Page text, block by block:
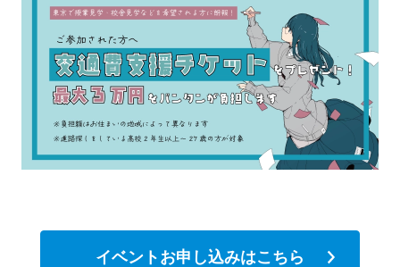
イベントお申し込みはこちら